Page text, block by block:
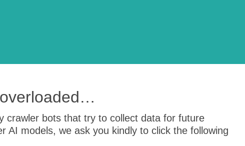
crawler bots that try to collect data for future
AI models, we ask you kindly to click the following